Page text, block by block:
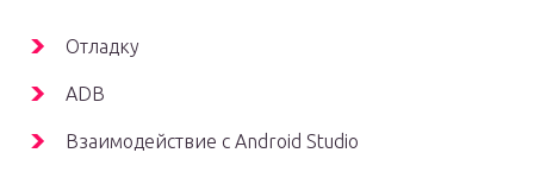
Отладку
ADB
Взаимодействие с Android Studio